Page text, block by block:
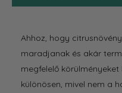
Ahhoz, hogy
maradjanak és akár
megfelelő
különösen, mivel nem a